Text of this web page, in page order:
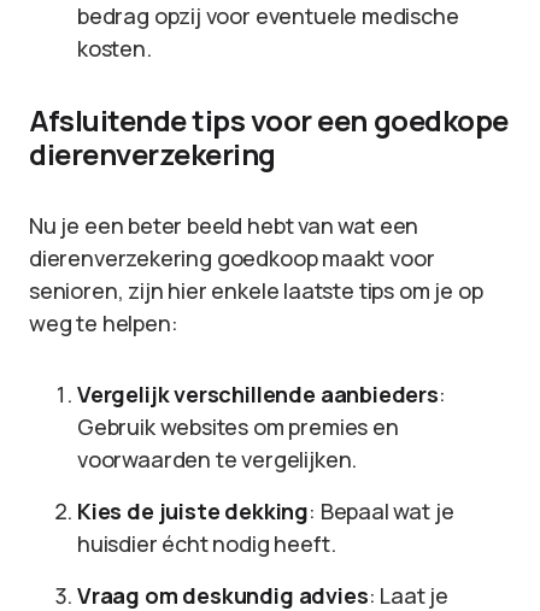
bedrag opzij voor eventuele medische
kosten.
Afsluitende tips voor een goedkope
dierenverzekering
Nu je een beter beeld hebt van wat een
dierenverzekering goedkoop maakt voor
senioren, zijn hier enkele laatste tips om je op
weg te helpen:
Vergelijk verschillende aanbieders:
Gebruik websites om premies en
voorwaarden te vergelijken.
Kies de juiste dekking: Bepaal wat je
huisdier écht nodig heeft.
Vraag om deskundig advies: Laat je